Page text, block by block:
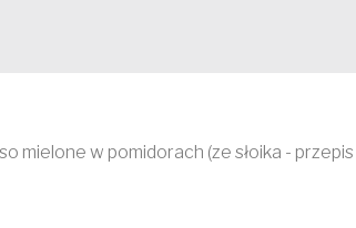
mielone w pomidorach (ze słoika -